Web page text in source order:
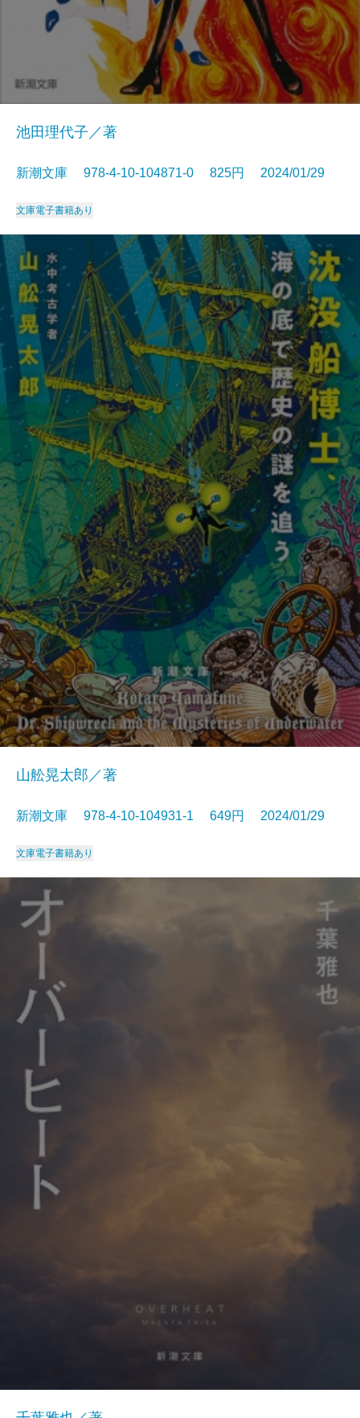
池田理代子／著
新潮文庫 978-4-10-104871-0 825円 2024/01/29
文庫電子書籍あり
山舩晃太郎／著
新潮文庫 978-4-10-104931-1 649円 2024/01/29
文庫電子書籍あり